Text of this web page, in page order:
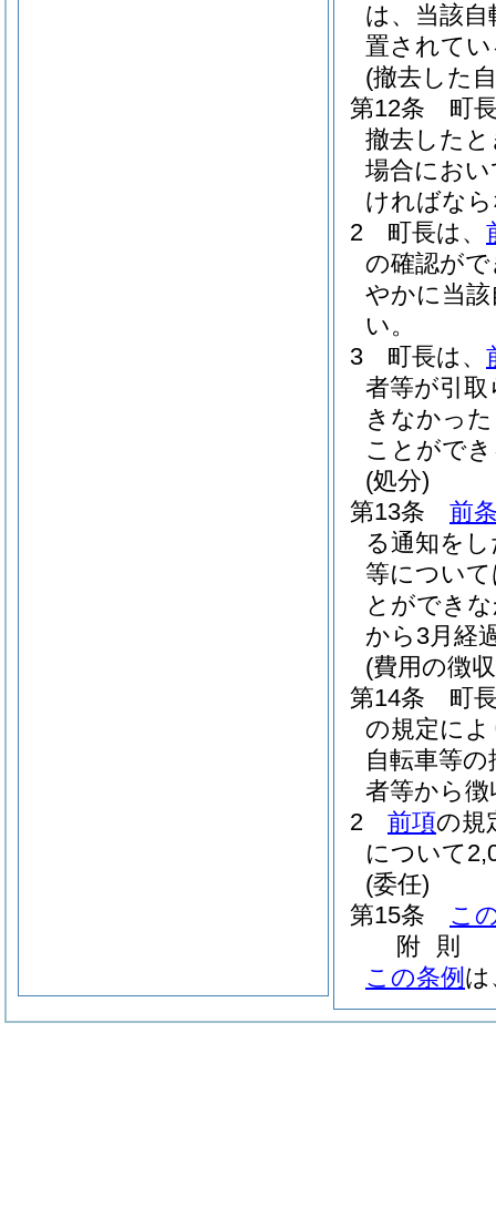
は、当該
置されて
(撤去した
第12条
町
撤去した
場合にお
ければな
2
町長は、
の確認が
やかに当
い。
3
町長は、
者等が引
きなかっ
ことがで
(処分)
第13条
前
る通知を
等につい
とができ
から3月経
(費用の徴
第14条
町
の規定に
自転車等
者等から
2
前項の規
について
(委任)
第15条
こ
附 則
この条例 は